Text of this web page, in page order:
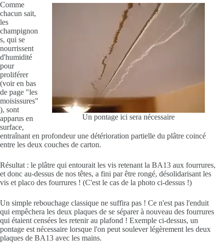
Un pontage ici sera nécessaire
Comme
chacun sait,
les
champignon
s, qui se
nourrissent
d'humidité
pour
proliférer
(voir en bas
de page "les
moisissures"
), sont
apparus en
surface,
entraînant en profondeur une détérioration partielle du plâtre coincé
entre les deux couches de carton.
Résultat : le plâtre qui entourait les vis retenant la BA13 aux fourrures,
et donc au-dessus de nos têtes, a fini par être rongé, désolidarisant les
vis et placo des fourrures ! (C'est le cas de la photo ci-dessus !)
Un simple rebouchage classique ne suffira pas ! Ce n'est pas l'enduit
qui empêchera les deux plaques de se séparer à nouveau des fourrures
qui étaient censées les retenir au plafond ! Exemple ci-dessus, un
pontage est nécessaire lorsque l'on peut soulever légèrement les deux
plaques de BA13 avec les mains.